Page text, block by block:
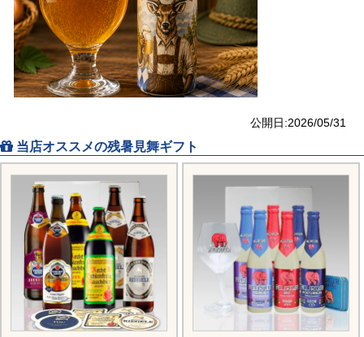
公開日:2026/05/31
当店オススメの残暑見舞ギフト